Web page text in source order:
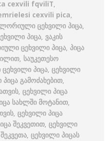
cexvili fqviliT,
cexvili pica,
ცეხვილი პიცა,
პიცა, ვაკის
ცეხვილი პიცა, პიცა
, საუკეთესო
პიცა, ცეხვილი
გამოძახებით,
, ცეხვილი პიცა
სახლში მოტანით,
, ცეხვილი პიცა
შეკვეთით, ცეხვილი
, ცეხვილი პიცას